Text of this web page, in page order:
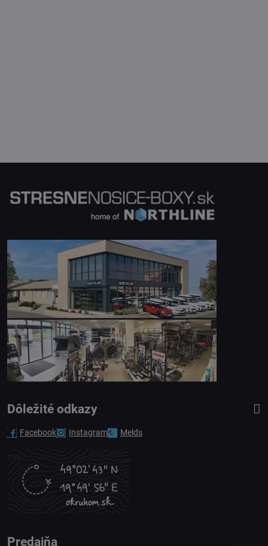
Dôležité odkazy
Facebook Instagram Melds
Predajňa